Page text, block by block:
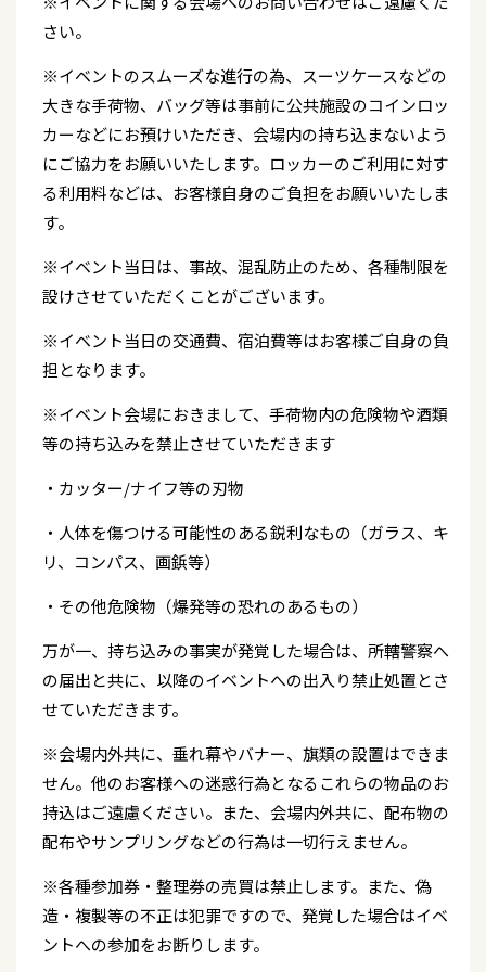
さい。
※イベントのスムーズな進行の為、スーツケースなどの
大きな手荷物、バッグ等は事前に公共施設のコインロッ
カーなどにお預けいただき、会場内の持ち込まないよう
にご協力をお願いいたします。ロッカーのご利用に対す
る利用料などは、お客様自身のご負担をお願いいたしま
す。
※イベント当日は、事故、混乱防止のため、各種制限を
設けさせていただくことがございます。
※イベント当日の交通費、宿泊費等はお客様ご自身の負
担となります。
※イベント会場におきまして、手荷物内の危険物や酒類
等の持ち込みを禁止させていただきます
・カッター/ナイフ等の刃物
・人体を傷つける可能性のある鋭利なもの（ガラス、キ
リ、コンパス、画鋲等）
・その他危険物（爆発等の恐れのあるもの）
万が一、持ち込みの事実が発覚した場合は、所轄警察へ
の届出と共に、以降のイベントへの出入り禁止処置とさ
せていただきます。
※会場内外共に、垂れ幕やバナー、旗類の設置はできま
せん。他のお客様への迷惑行為となるこれらの物品のお
持込はご遠慮ください。また、会場内外共に、配布物の
配布やサンプリングなどの行為は一切行えません。
※各種参加券・整理券の売買は禁止します。また、偽
造・複製等の不正は犯罪ですので、発覚した場合はイベ
ントへの参加をお断りします。